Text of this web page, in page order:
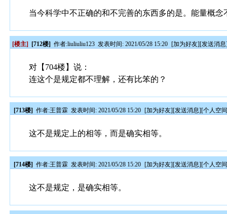
当今科学中不正确的和不完善的东西多的是。能量概
[楼主] [712楼] 作者:liuliuliu123 发表时间: 2021/05/28 15:20 [加为好友][发送消息
对【704楼】说：
连这个是规定都不理解，还有比笨的？
[713楼] 作者:王普霖 发表时间: 2021/05/28 15:20 [加为好友][发送消息][个人空
这不是规定上的相等，而是确实相等。
[714楼] 作者:王普霖 发表时间: 2021/05/28 15:20 [加为好友][发送消息][个人空
这不是规定，是确实相等。